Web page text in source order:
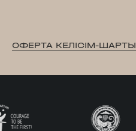
ОФЕРТА КЕЛІСІМ-ШАРТЫ